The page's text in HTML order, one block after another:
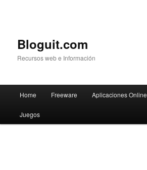
Bloguit.com
Recursos web e Información
Skip
to
Home Freeware Aplicaciones Online
Juegos